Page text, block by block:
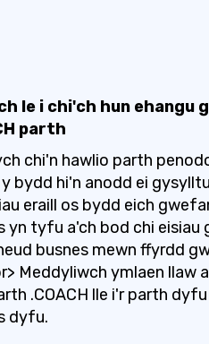
le i chi'ch hun ehangu
parth
chi'n hawlio parth
bydd hi'n anodd ei
eraill os bydd eich
yn tyfu a'ch bod chi eisiau
busnes mewn ffyrdd
Meddyliwch ymlaen llaw
.COACH lle i'r parth
dyfu.